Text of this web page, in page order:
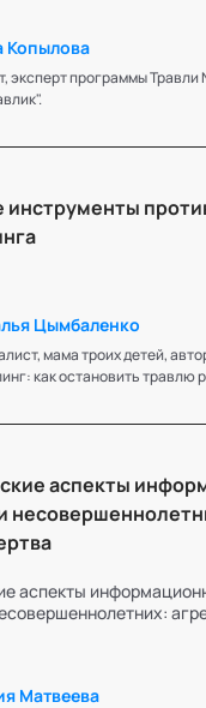
АНО «Цифровая
Подробнее об эксперте
троих детей, автор
Подробнее об эксперте
Светлана
Копылова
эксперт программы Травли
Цымбаленко
мама троих детей,
как остановить травлю
аспекты
аспекты
Матвеева